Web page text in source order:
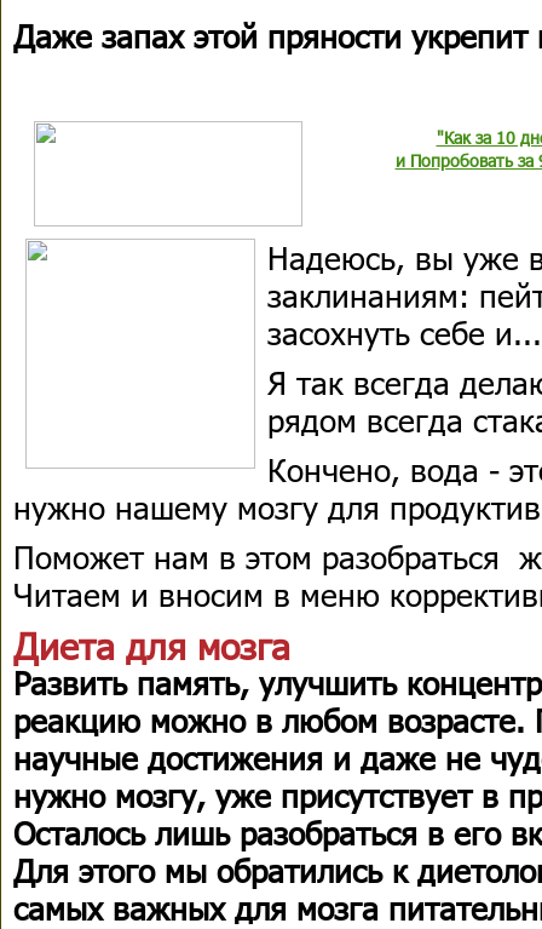
Даже запах этой пряности
"Как за 10
и Попробовать
Надеюсь, вы уже
заклинаниям:
засохнуть себе
Я так всегда
рядом всегда
Кончено, вода -
нужно нашему мозгу для
Поможет нам в этом разобраться
Читаем и вносим в меню
Диета для мозга
Развить память, улучшить
реакцию можно в любом возрасте.
научные достижения и даже не
нужно мозгу, уже присутствует в
Осталось лишь разобраться в его
Для этого мы обратились к
самых важных для мозга